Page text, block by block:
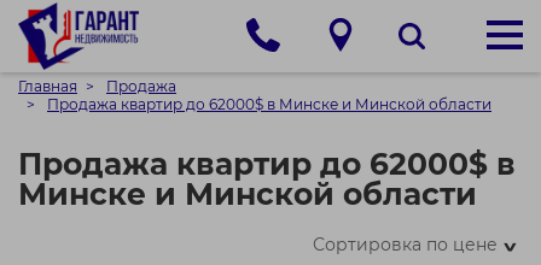
Главная
Продажа
Продажа квартир до 62000$ в Минске и Минской области
Продажа квартир до 62000$ в
Минске и Минской области
Сортировка по цене>